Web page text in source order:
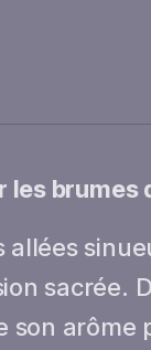
brumes
allées
sacrée.
arôme